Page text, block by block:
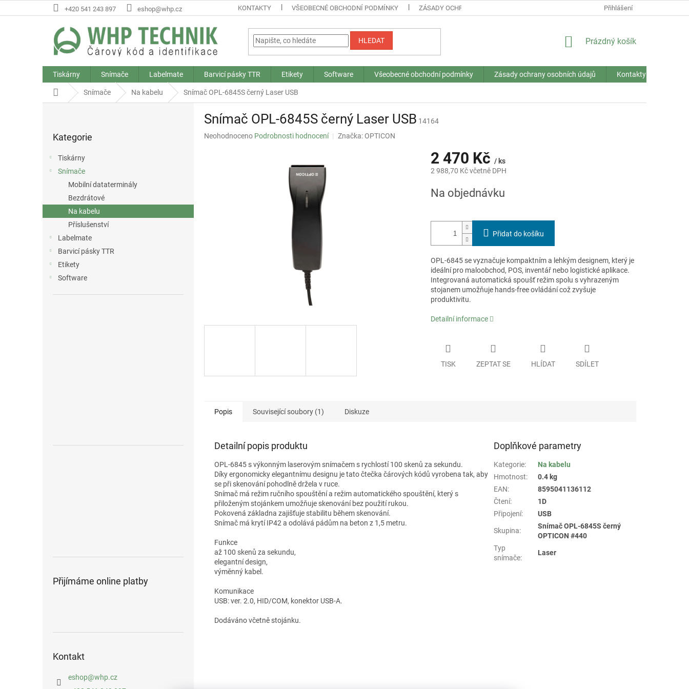
na
+420 541 243 897 eshop@whp.cz KONTAKTY VŠEOBECNÉ OBCHODNÍ PODMÍNKY ZÁSADY OCHRANY OSOBNÍCH ÚDAJŮ Přihlášení
HLEDAT
NÁKUPNÍ
Prázdný košík
Tiskárny Snímače Labelmate Barvicí pásky TTR Etikety Software Všeobecné obchodní podmínky Zásady ochrany osobních údajů Kontakty
Domů Snímače Na kabelu Snímač OPL-6845S černý Laser USB
a
kategorie
Kategorie
Tiskárny
Snímače
Mobilní dataterminály
Bezdrátové
Na kabelu
Příslušenství
Labelmate
Barvicí pásky TTR
Etikety
Software
Přijímáme online platby
Kontakt
eshop@whp.cz
Snímač OPL-6845S černý Laser USB 14164
Průměrné
Neohodnoceno Podrobnosti hodnocení Značka: OPTICON
2 470 Kč / ks
2 988,70 Kč včetně DPH
cena:
Na objednávku
Přidat do košíku
OPL-6845 se vyznačuje kompaktním a lehkým designem, který je
ideální pro maloobchod, POS, inventář nebo logistické aplikace.
Integrovaná automatická spoušť režim spolu s vyhrazeným
stojanem umožňuje hands-free ovládání což zvyšuje
produktivitu.
Detailní informace
TISK ZEPTAT SE HLÍDAT SDÍLET
Popis Související soubory (1) Diskuze
Detailní popis produktu
OPL-6845 s výkonným laserovým snímačem s rychlostí 100 skenů za sekundu.
Díky ergonomicky elegantnímu designu je tato čtečka čárových kódů vyrobena tak, aby
se při skenování pohodlně držela v ruce.
Snímač má režim ručního spouštění a režim automatického spouštění, který s
přiloženým stojánkem umožňuje skenování bez použití rukou.
Pokovená základna zajišťuje stabilitu během skenování.
Snímač má krytí IP42 a odolává pádům na beton z 1,5 metru.
Funkce
až 100 skenů za sekundu,
elegantní design,
výměnný kabel.
Komunikace
USB: ver. 2.0, HID/COM, konektor USB-A.
Dodáváno včetně stojánku.
Doplňkové parametry
Kategorie:
Na kabelu
Hmotnost:
0.4 kg
EAN:
8595041136112
Čtení:
1D
Připojení: USB
Skupina:
Snímač OPL-6845S černý
OPTICON #440
Typ
snímače:
Laser